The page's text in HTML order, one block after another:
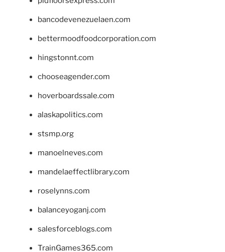
bancodevenezuelaen.com
bettermoodfoodcorporation.com
hingstonnt.com
chooseagender.com
hoverboardssale.com
alaskapolitics.com
stsmp.org
manoelneves.com
mandelaeffectlibrary.com
roselynns.com
balanceyoganj.com
salesforceblogs.com
TrainGames365.com